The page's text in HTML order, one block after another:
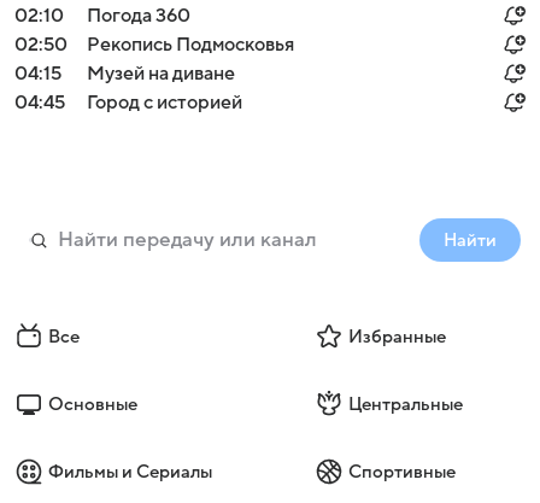
02:10
Погода 360
02:50
Рекопись Подмосковья
04:15
Музей на диване
04:45
Город с историей
Найти
Все Избранные
Основные Центральные
Фильмы и Сериалы Спортивные